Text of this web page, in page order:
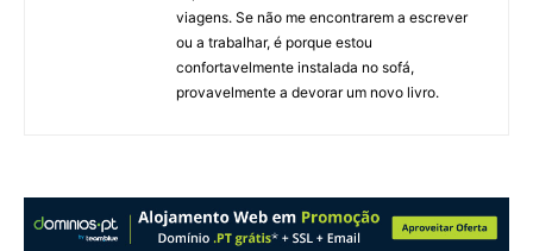
viagens. Se não me encontrarem a escrever
ou a trabalhar, é porque estou
confortavelmente instalada no sofá,
provavelmente a devorar um novo livro.